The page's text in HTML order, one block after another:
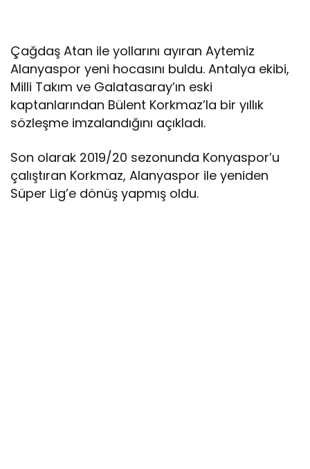
Çağdaş Atan ile yollarını ayıran Aytemiz
Alanyaspor yeni hocasını buldu. Antalya ekibi,
Milli Takım ve Galatasaray’ın eski
kaptanlarından Bülent Korkmaz’la bir yıllık
sözleşme imzalandığını açıkladı.
Son olarak 2019/20 sezonunda Konyaspor’u
çalıştıran Korkmaz, Alanyaspor ile yeniden
Süper Lig’e dönüş yapmış oldu.